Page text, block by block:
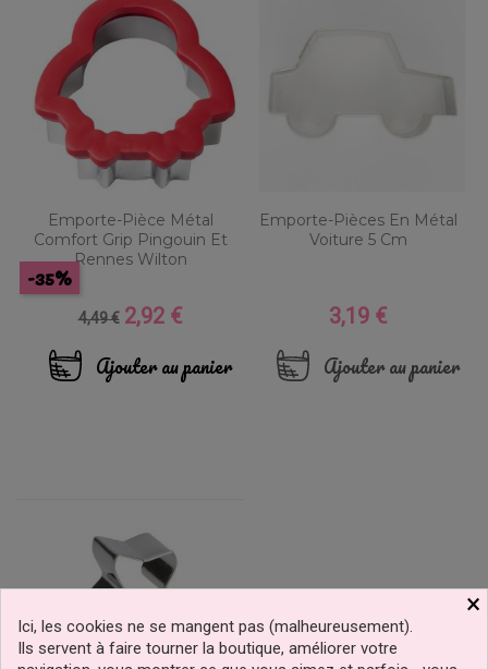
Emporte-Pièce Métal
Comfort Grip Pingouin Et
Rennes Wilton
Prix
base
4,49 €
-35%
Prix
2,92 €
Ajouter au panier
Emporte-Pièces En Métal
Voiture 5 Cm
Prix
3,19 €
Ajouter au panier
×
Ici, les cookies ne se mangent pas (malheureusement).
Ils servent à faire tourner la boutique, améliorer votre